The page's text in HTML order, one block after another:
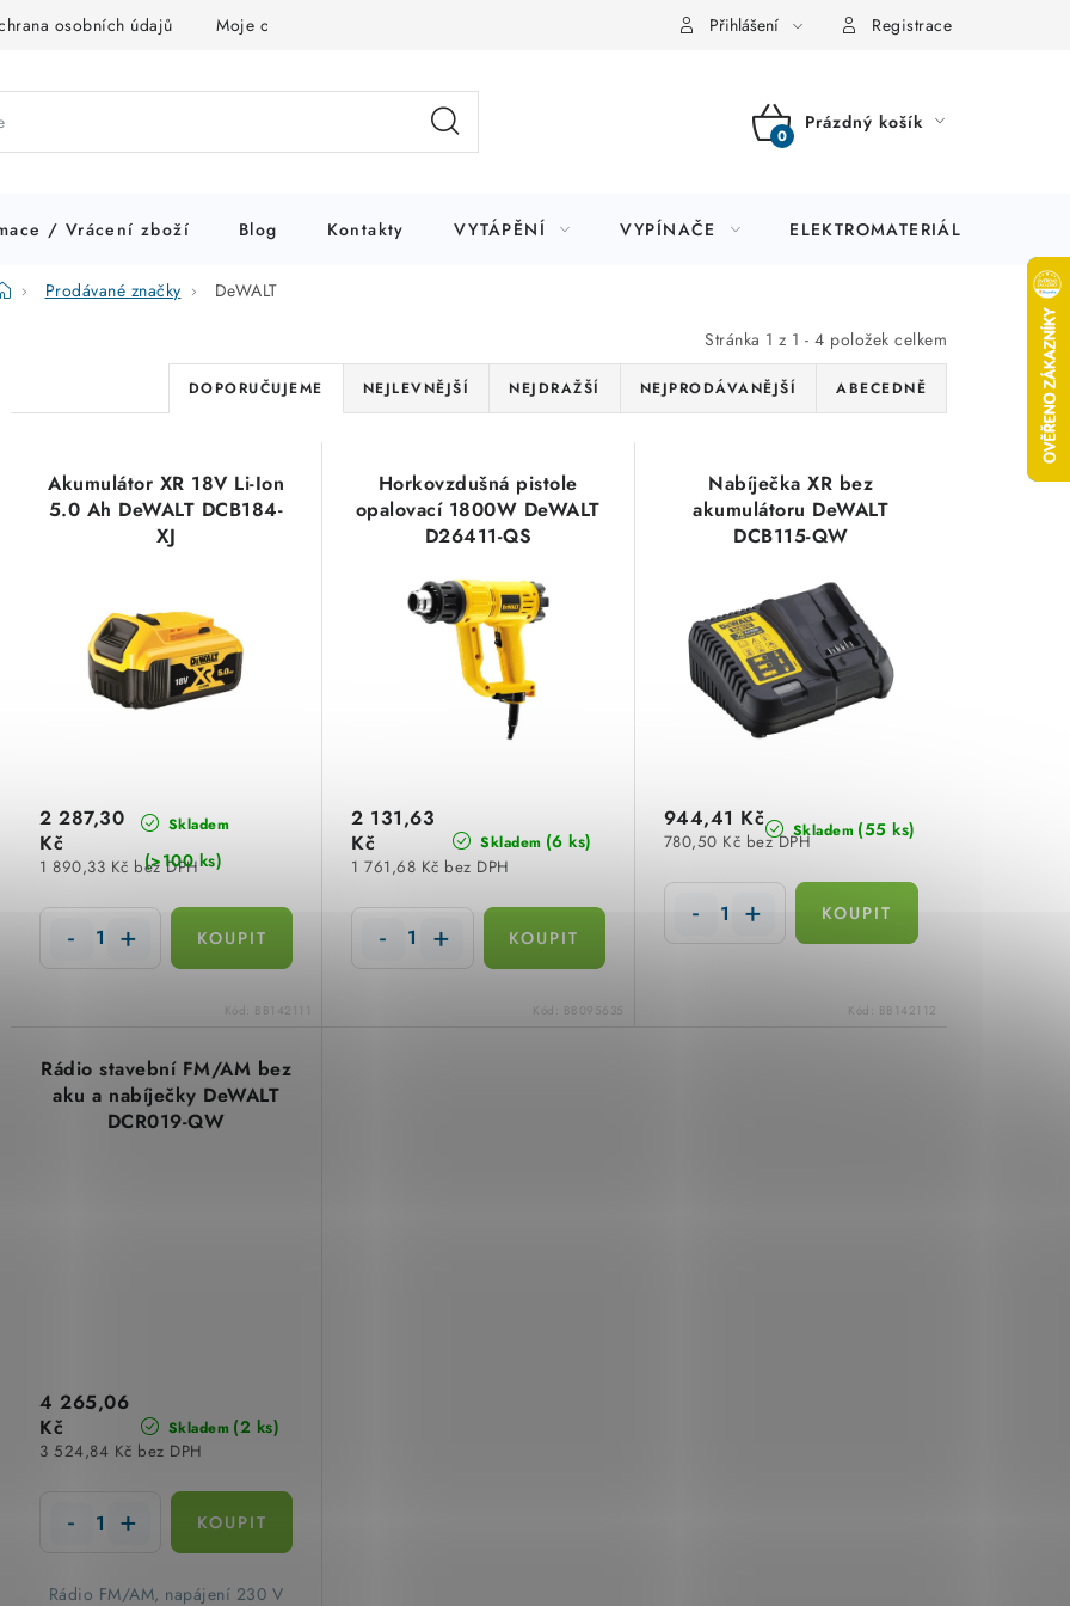
osobních údajů Moje objednávka Přihlášení Registrace
NÁKUPNÍ
Prázdný košík
/ Vrácení zboží Blog Kontakty VYTÁPĚNÍ VYPÍNAČE ELEKTROMATERIÁL
DomůProdávané značky DeWALT
Stránka 1 z 1 - 4 položek celkem
Ř
a
z
e
n
í
p
r
u
k
t
ů
DOPORUČUJEME NEJLEVNĚJŠÍ NEJDRAŽŠÍ NEJPRODÁVANĚJŠÍ ABECEDNĚ
Akumulátor XR 18V Li-Ion
5.0 Ah DeWALT DCB184-
XJ
Skladem
(>100 ks)
1 890,33 Kč bez DPH
2 287,30
Kč
Kód: BB142111
Horkovzdušná pistole
opalovací 1800W DeWALT
D26411-QS
Skladem (6 ks)
1 761,68 Kč bez DPH
2 131,63
Kč
Kód: BB095635
Nabíječka XR bez
akumulátoru DeWALT
DCB115-QW
Skladem (55 ks)
780,50 Kč bez DPH
944,41 Kč
Kód: BB142112
Rádio stavební FM/AM bez
aku a nabíječky DeWALT
DCR019-QW
Skladem (2 ks)
3 524,84 Kč bez DPH
4 265,06
Kč
Rádio FM/AM, napájení 230 V